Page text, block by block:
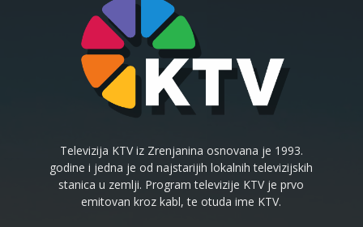
Televizija KTV iz Zrenjanina osnovana je 1993.
godine i jedna je od najstarijih lokalnih televizijskih
stanica u zemlji. Program televizije KTV je prvo
emitovan kroz kabl, te otuda ime KTV.